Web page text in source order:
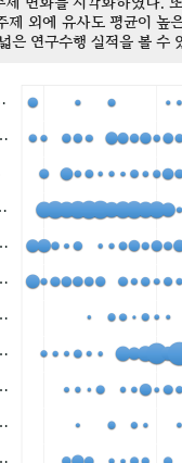
제 외에 유사도 평균이 높
은 연구수행 실적을 볼 수